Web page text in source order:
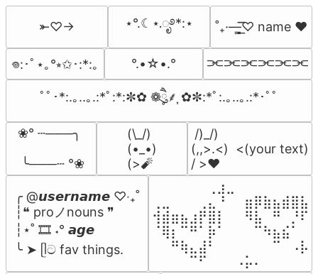
⤜♡→ ⋆°.☾⋆.ೃ࿔*:⋆ ˚₊·—̳͟͞͞♡ name ♥️
𖦹:･ﾟ⋆｡°⭒✩･:*:｡ °.•☆•.° ⫘⫘⫘⫘⫘⫘
ﾟﾟ･*:.｡..｡.:*ﾟ:*:✼✿ ❁ཻུ۪۪⸙͎ ✿✼:*ﾟ:.｡..｡.:*･ﾟﾟ
❀° ┄───╮
╰───┄ °❀
(\_/)
(•_•)
(>🧨
/)_/)
(,,>.<)  <(your text)
/ >❤️
╭ @𝙪𝙨𝙚𝙧𝙣𝙖𝙢𝙚 ♡‧₊˚
┆❝ proノnouns ❞
┆⋆˚ 🎞️ ˖° 𝙖𝙜𝙚
╰ ➤ ᥫට fav things.
⠀⠀⠀⠀⠀⠀⢀⣰⣀⠀⠀⠀⠀⠀⠀⠀⠀
⢀⣀⠀⠀⠀⢀⣄⠘⠀⠀⣶⡿⣷⣦⣾⣿⣧
⢺⣾⣶⣦⣰⡟⣿⡇⠀⠀⠻⣧⠀⠛⠀⡘⠏
⠈⢿⡆⠉⠛⠁⡷⠁⠀⠀⠀⠉⠳⣦⣮⠁⠀
⠀⠀⠛⢷⣄⣼⠃⠀⠀⠀⠀⠀⠀⠉⠀⠠⡧
⠀⠀⠀⠀⠉⠋⠀⠀⠀⠠⡥⠄⠀⠀⠀⠀⠀